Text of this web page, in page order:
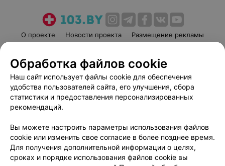
О проекте Новости проекта
Размещение рекламы
Пользовательское соглашение
Способы оплаты
Вакансии
Партнеры
Написать руководителю 103.by
Обработка персональных данных
Обработка файлов cookie
Наш сайт использует файлы cookie для обеспечения
удобства пользователей сайта, его улучшения, сбора
статистики и предоставления персонализированных
рекомендаций.
Вы можете настроить параметры использования файлов
cookie или изменить свое согласие в более позднее время.
Для получения дополнительной информации о целях,
сроках и порядке использования файлов cookie вы